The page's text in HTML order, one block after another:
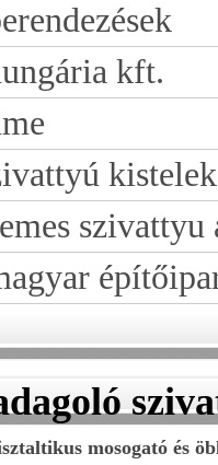
kft.
kistelek
szivattyu
mosogató és